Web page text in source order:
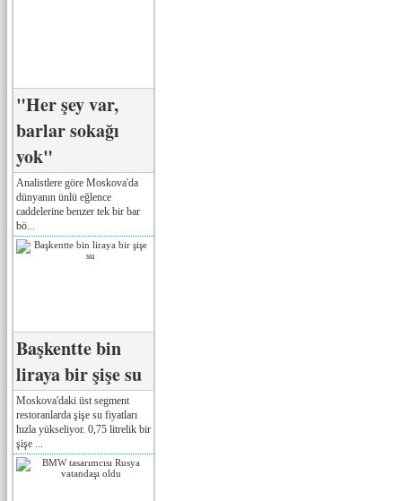
"Her şey var,
barlar sokağı
yok"
Analistlere göre Moskova'da
dünyanın ünlü eğlence
caddelerine benzer tek bir bar
bö...
Başkentte bin
liraya bir şişe su
Moskova'daki üst segment
restoranlarda şişe su fiyatları
hızla yükseliyor. 0,75 litrelik bir
şişe ...